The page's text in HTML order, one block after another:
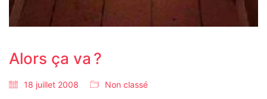
Alors ça va ?
18 juillet 2008 Non classé